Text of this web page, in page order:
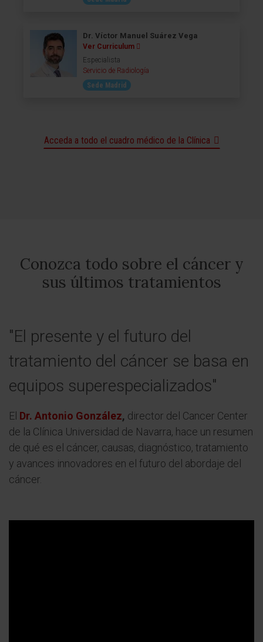
Dr. Víctor Manuel Suárez Vega
Ver Curriculum
Especialista
Servicio de Radiología
Sede Madrid
Acceda a todo el cuadro médico de la Clínica
Conozca todo sobre el cáncer y
sus últimos tratamientos
"El presente y el futuro del
tratamiento del cáncer se basa en
equipos superespecializados"
El Dr. Antonio González, director del Cancer Center
de la Clínica Universidad de Navarra, hace un resumen
de qué es el cáncer, causas, diagnóstico, tratamiento
y avances innovadores en el futuro del abordaje del
cáncer.